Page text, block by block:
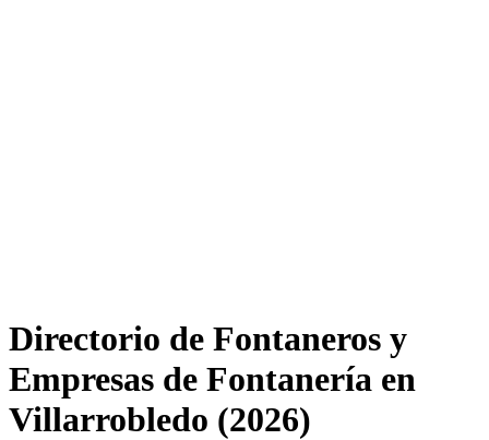
Directorio de Fontaneros y
Empresas de Fontanería en
Villarrobledo (2026)